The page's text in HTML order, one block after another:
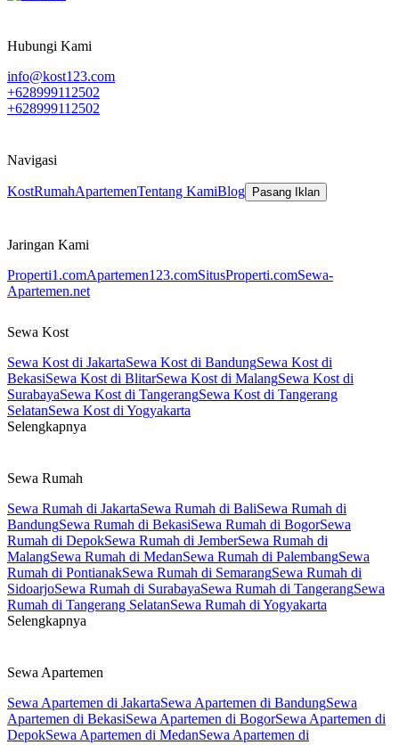
Hubungi Kami
info@kost123.com
+628999112502
+628999112502
Navigasi
KostRumahApartemenTentang KamiBlog Pasang Iklan
Jaringan Kami
Properti1.comApartemen123.comSitusProperti.comSewa-
Apartemen.net
Sewa Kost
Sewa Kost di JakartaSewa Kost di BandungSewa Kost di
BekasiSewa Kost di BlitarSewa Kost di MalangSewa Kost di
SurabayaSewa Kost di TangerangSewa Kost di Tangerang
SelatanSewa Kost di Yogyakarta
Selengkapnya
Sewa Rumah
Sewa Rumah di JakartaSewa Rumah di BaliSewa Rumah di
BandungSewa Rumah di BekasiSewa Rumah di BogorSewa
Rumah di DepokSewa Rumah di JemberSewa Rumah di
MalangSewa Rumah di MedanSewa Rumah di PalembangSewa
Rumah di PontianakSewa Rumah di SemarangSewa Rumah di
SidoarjoSewa Rumah di SurabayaSewa Rumah di TangerangSewa
Rumah di Tangerang SelatanSewa Rumah di Yogyakarta
Selengkapnya
Sewa Apartemen
Sewa Apartemen di JakartaSewa Apartemen di BandungSewa
Apartemen di BekasiSewa Apartemen di BogorSewa Apartemen di
DepokSewa Apartemen di MedanSewa Apartemen di